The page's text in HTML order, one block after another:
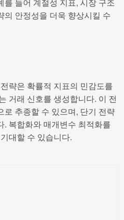
를 들어 계절성 지표, 시장 구조
의 안정성을 더욱 향상시킬 수
략은 확률적 지표의 민감도를
거래 신호를 생성합니다. 이 전
로 추종할 수 있으며, 단기 전략
. 복합화와 매개변수 최적화를
대할 수 있습니다.